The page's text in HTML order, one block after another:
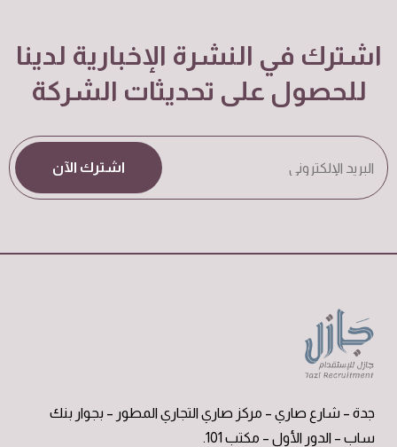
اشترك في النشرة الإخبارية لدينا
للحصول على تحديثات الشركة
اشترك الآن
جدة – شارع صاري – مركز صاري التجاري المطور – بجوار بنك
ساب – الدور الأول – مكتب 101.